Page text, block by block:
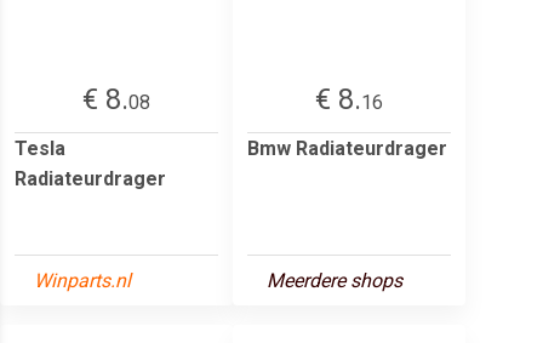
€ 8.08
Tesla
Radiateurdrager
Winparts.nl
€ 8.16
Bmw Radiateurdrager
Meerdere shops